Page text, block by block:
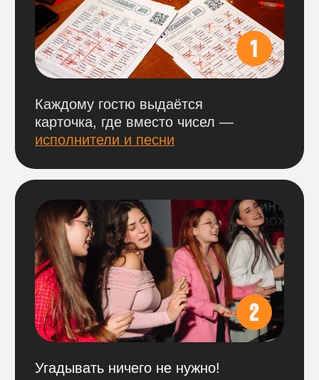
Цена указана за весь стол,больше
ничего доплачивать не нужно, все
участники за столом проходят
по одному
билету.
Обращаем внимание, что цена указана
сразу за весь стол. Цена фиксирована
и не меняется при уменьшении
количества участников за ним.
Бронь не возвращается в день игры,
но деньги можно сохранить и перенести
ВАЖНО
по 100% предоплате.
Оплатить можно по ссылке ниже,
выбрав нужный город и игровой день.
БРОНЬ СТОЛОВ